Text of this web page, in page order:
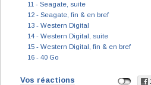
11 - Seagate, suite
12 - Seagate, fin & en bref
13 - Western Digital
14 - Western Digital, suite
15 - Western Digital, fin & en bref
16 - 40 Go
Vos réactions